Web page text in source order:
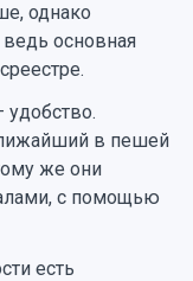
однако
основная
в пешей
же они
с помощью
есть